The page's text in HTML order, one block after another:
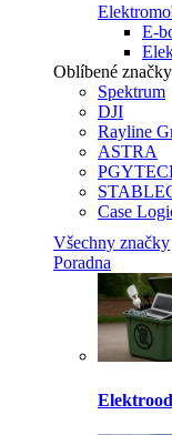
E-
Oblíbené značky
Spektrum
DJI
Rayline
ASTRA
Case
Všechny značky
Poradna